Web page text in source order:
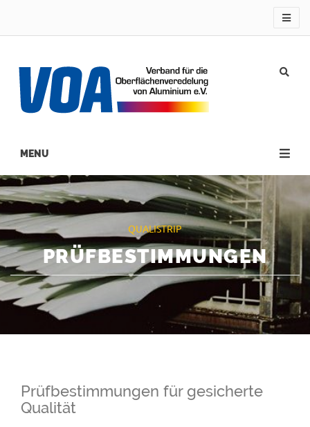
Main
navigation
QUALISTRIP
PRÜFBESTIMMUNGEN
Prüfbestimmungen für gesicherte
Qualität